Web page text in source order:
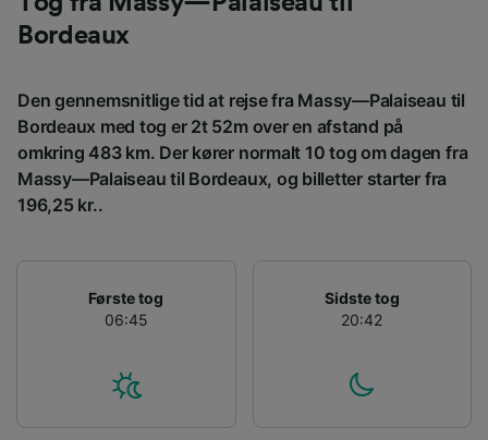
Bordeaux
Den gennemsnitlige tid at rejse fra Massy—Palaiseau til
Bordeaux med tog er 2t 52m over en afstand på
omkring 483 km. Der kører normalt 10 tog om dagen fra
Massy—Palaiseau til Bordeaux, og billetter starter fra
196,25 kr..
Første tog
06:45
Sidste tog
20:42
Bruge præcise geografiske
placeringsoplysninger. Aktivt scanne
enhed. Tilpasset annoncering og indhold,
annoncerings- og indholdsmåling,
målgruppeundersøgelser og udvikling af
tjenester.
Liste over partnere (leverandører)